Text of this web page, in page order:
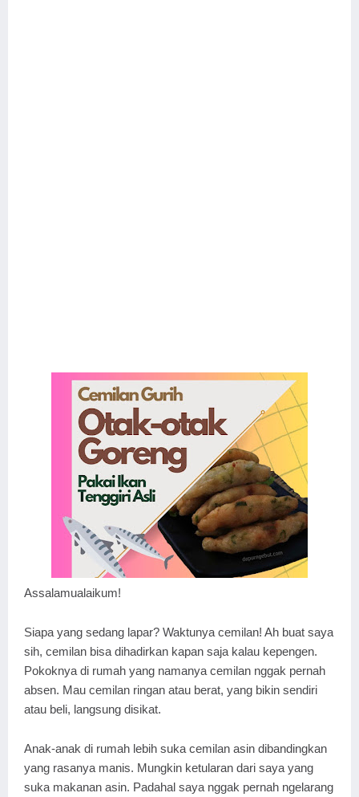
Assalamualaikum!
Siapa yang sedang lapar? Waktunya cemilan! Ah buat saya
sih, cemilan bisa dihadirkan kapan saja kalau kepengen.
Pokoknya di rumah yang namanya cemilan nggak pernah
absen. Mau cemilan ringan atau berat, yang bikin sendiri
atau beli, langsung disikat.
Anak-anak di rumah lebih suka cemilan asin dibandingkan
yang rasanya manis. Mungkin ketularan dari saya yang
suka makanan asin. Padahal saya nggak pernah ngelarang